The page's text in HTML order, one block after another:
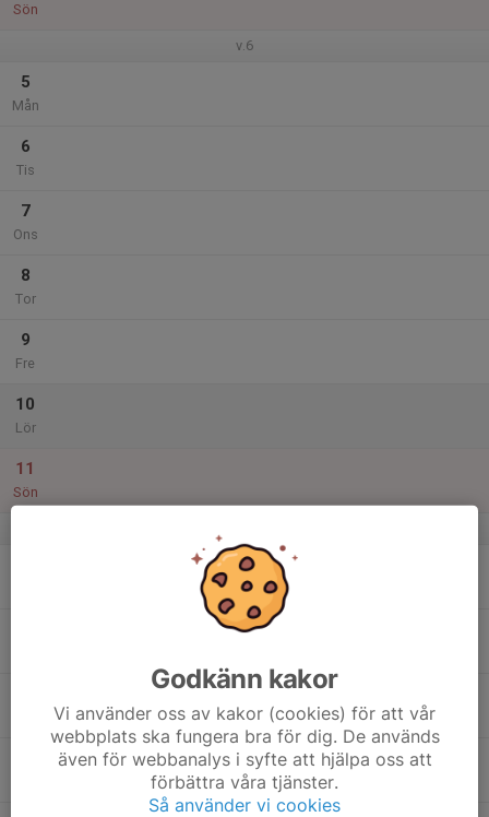
Sön
v.6
5
Mån
6
Tis
7
Ons
8
Tor
9
Fre
10
Lör
11
Sön
Godkänn kakor
Vi använder oss av kakor (cookies) för att vår
webbplats ska fungera bra för dig. De används
även för webbanalys i syfte att hjälpa oss att
förbättra våra tjänster.
Så använder vi cookies